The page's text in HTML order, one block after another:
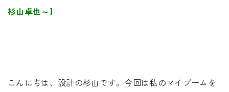
お問い合わせ
杉山卓也～】
こんにちは、設計の杉山です。今回は私のマイブームを